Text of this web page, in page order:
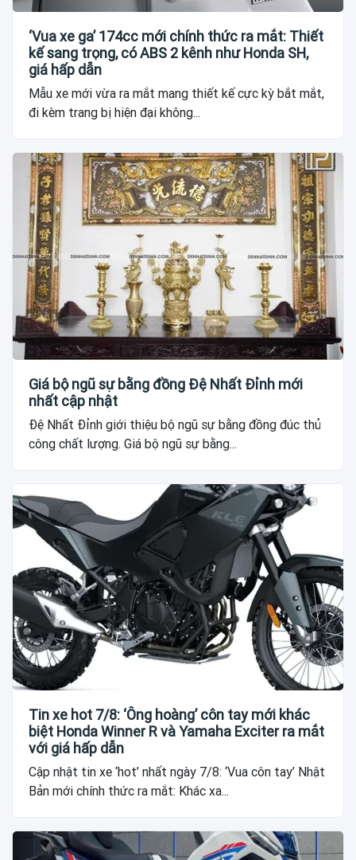
‘Vua xe ga’ 174cc mới chính thức ra mắt: Thiết
kế sang trọng, có ABS 2 kênh như Honda SH,
giá hấp dẫn
Mẫu xe mới vừa ra mắt mang thiết kế cực kỳ bắt mắt,
đi kèm trang bị hiện đại không...
Giá bộ ngũ sự bằng đồng Đệ Nhất Đỉnh mới
nhất cập nhật
Đệ Nhất Đỉnh giới thiệu bộ ngũ sự bằng đồng đúc thủ
công chất lượng. Giá bộ ngũ sự bằng...
Tin xe hot 7/8: ‘Ông hoàng’ côn tay mới khác
biệt Honda Winner R và Yamaha Exciter ra mắt
với giá hấp dẫn
Cập nhật tin xe ‘hot’ nhất ngày 7/8: ‘Vua côn tay’ Nhật
Bản mới chính thức ra mắt: Khác xa...